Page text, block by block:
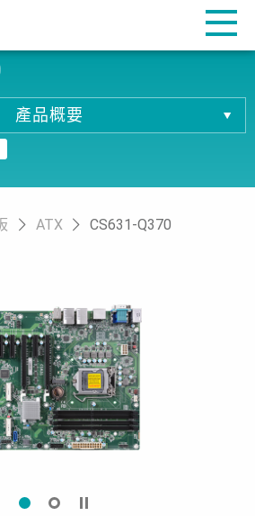
產品概要
產品概要
相關下載
訂購資訊
ATX CS631-Q370